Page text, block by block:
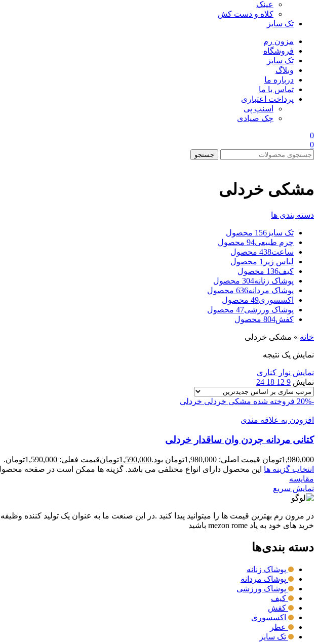
عینک
کلاه و دست کش
تک سایز
مزون رم
فروشگاه
تک سایز
وبلاگ
درباره ما
تماس با ما
پرداخت اعتباری
اسنپ پی
چک صیادی
0
0
جستجو
مشکی خردلی
دسته بندی ها
تک سایز 156 محصول
چرم طبیعی94 محصول
ساعت438 محصول
لباس زیر 1 محصول
کیف136 محصول
پوشاک زنانه304 محصول
پوشاک مردانه636 محصول
اکسسوری49 محصول
پوشاک ورزشی47 محصول
کفش804 محصول
خانه » مشکی خردلی
نمایش یک نتیجه
نمایش نوار کناری
نمایش 9
12
18
24
-20% فروخته شده مشکی خردلی خردلی
افزودن به علاقه مندی
کتانی مردانه جردن وان ساقدار خردلی
1,980,000تومان قیمت اصلی: 1,980,000تومان بود. 1,590,000تومانقیمت فعلی: 1,590,000تومان.
انتخاب گزینه ها این محصول دارای انواع مختلفی می باشد. گزینه ها ممکن است در صفحه
مقايسه
نمایش سریع
در مزون رم بهترین قیمت ها را میتوانید پیدا کنید .در این صنعت ما به عنوان یک تولید کننده
خرید های خود به یاد mezon rome باشید
دسته بندی‌ها
پوشاک زنانه
پوشاک مردانه
پوشاک ورزشی
کیف
کفش
اکسسوری
عطر
تک سایز